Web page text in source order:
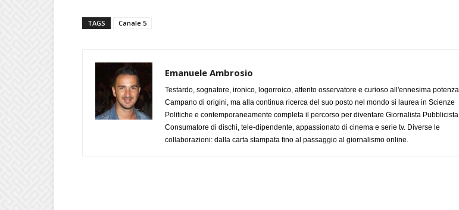
TAGS Canale 5
Emanuele Ambrosio
Testardo, sognatore, ironico, logorroico, attento osservatore e curioso all'ennesima potenza.
Campano di origini, ma alla continua ricerca del suo posto nel mondo si laurea in Scienze
Politiche e contemporaneamente completa il percorso per diventare Giornalista Pubblicista.
Consumatore di dischi, tele-dipendente, appassionato di cinema e serie tv. Diverse le
collaborazioni: dalla carta stampata fino al passaggio al giornalismo online.